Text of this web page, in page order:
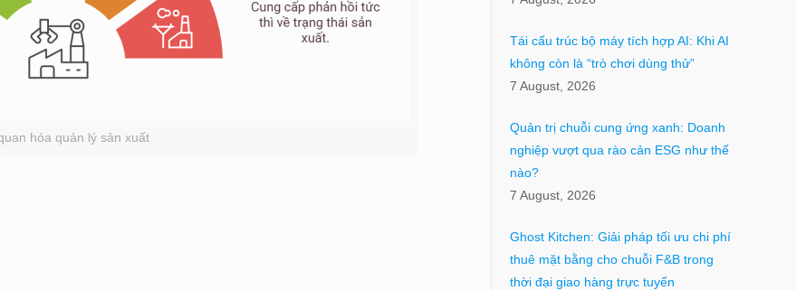
hóa quản lý sản xuất
Tái cấu trúc bộ máy tích hợp AI: Khi AI
không còn là “trò chơi dùng thử”
7 August, 2026
Quản trị chuỗi cung ứng xanh: Doanh
nghiệp vượt qua rào cản ESG như thế
nào?
7 August, 2026
Ghost Kitchen: Giải pháp tối ưu chi phí
thuê mặt bằng cho chuỗi F&B trong
thời đại giao hàng trực tuyến